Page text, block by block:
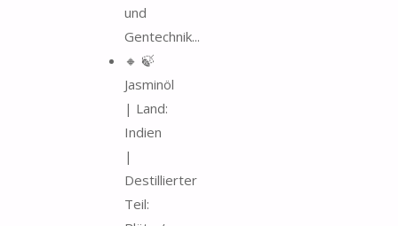
und
Gentechnik...
🔸 🍃
Jasminöl
| Land:
Indien
|
Destillierter
Teil: